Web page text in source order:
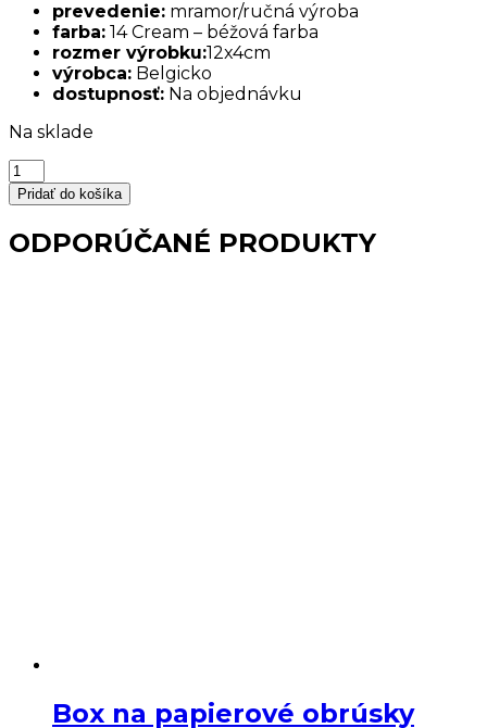
prevedenie: mramor/ručná výroba
farba: 14 Cream – béžová farba
rozmer výrobku:12x4cm
výrobca: Belgicko
dostupnosť: Na objednávku
Na sklade
množstvo
Mydelnička
mramorová
béžová
LUXOR
Pridať do košíka
ODPORÚČANÉ PRODUKTY
Box na papierové obrúsky